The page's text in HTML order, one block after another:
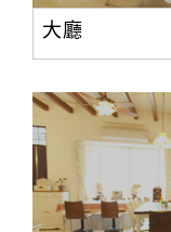
大廳